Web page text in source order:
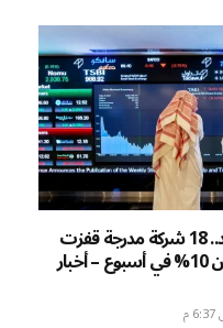
«عكاظ» ترصد.. 18 شركة مدرجة قفزت
أسهمها أكثر من 10% في أسبوع – أخبار